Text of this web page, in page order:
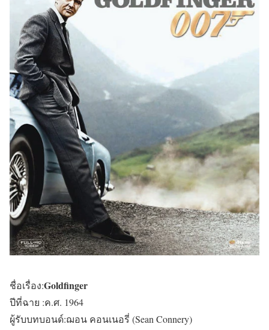
ชื่อเรื่อง:Goldfinger
ปีที่ฉาย :ค.ศ. 1964
ผู้รับบทบอนด์:ฌอน คอนเนอรี่ (Sean Connery)